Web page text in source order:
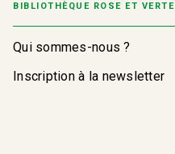
BIBLIOTHÈQUE ROSE ET VERTE
Qui sommes-nous ?
Inscription à la newsletter